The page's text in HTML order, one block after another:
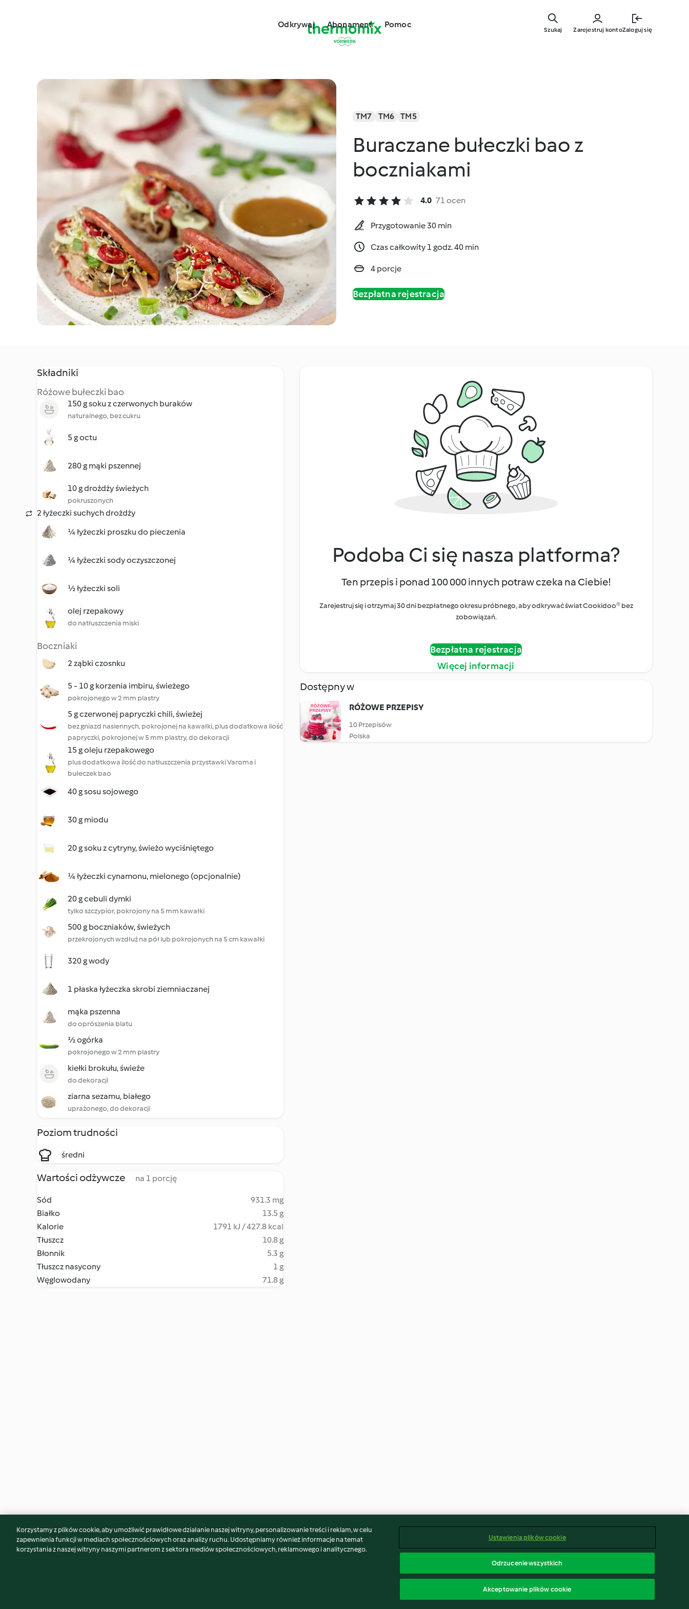
głównej
Odkrywaj Abonament Pomoc
Zarejestruj kontoZaloguj się
Szukaj
TM7 TM6 TM5
Buraczane bułeczki bao z
boczniakami
4.0 71 ocen
Przygotowanie 30 min
Czas całkowity 1 godz. 40 min
4 porcje
Bezpłatna rejestracja
Składniki
Różowe bułeczki bao
150 g soku z czerwonych buraków
naturalnego, bez cukru
5 g octu
280 g mąki pszennej
10 g drożdży świeżych
pokruszonych
2 łyżeczki suchych drożdży
¼ łyżeczki proszku do pieczenia
¼ łyżeczki sody oczyszczonej
½ łyżeczki soli
olej rzepakowy
do natłuszczenia miski
Boczniaki
2 ząbki czosnku
5 - 10 g korzenia imbiru, świeżego
pokrojonego w 2 mm plastry
5 g czerwonej papryczki chili, świeżej
bez gniazd nasiennych, pokrojonej na kawałki, plus dodatkowa ilość
papryczki, pokrojonej w 5 mm plastry, do dekoracji
15 g oleju rzepakowego
plus dodatkowa ilość do natłuszczenia przystawki Varoma i
bułeczek bao
40 g sosu sojowego
30 g miodu
20 g soku z cytryny, świeżo wyciśniętego
¼ łyżeczki cynamonu, mielonego (opcjonalnie)
20 g cebuli dymki
tylko szczypior, pokrojony na 5 mm kawałki
500 g boczniaków, świeżych
przekrojonych wzdłuż na pół lub pokrojonych na 5 cm kawałki
320 g wody
1 płaska łyżeczka skrobi ziemniaczanej
mąka pszenna
do oprószenia blatu
½ ogórka
pokrojonego w 2 mm plastry
kiełki brokułu, świeże
do dekoracji
ziarna sezamu, białego
uprażonego, do dekoracji
Poziom trudności
średni
Wartości odżywcze na 1 porcję
Sód
931.3 mg
Białko
13.5 g
Kalorie
1791 kJ / 427.8 kcal
Tłuszcz
10.8 g
Błonnik
5.3 g
Tłuszcz nasycony
1 g
Węglowodany
71.8 g
Podoba Ci się nasza platforma?
Ten przepis i ponad 100 000 innych potraw czeka na Ciebie!
Zarejestruj się i otrzymaj 30 dni bezpłatnego okresu próbnego, aby odkrywać świat Cookidoo® bez
zobowiązań.
Bezpłatna rejestracja
Więcej informacji
Dostępny w
RÓŻOWE PRZEPISY
10 Przepisów
Polska
Może spodoba Ci się również...
Korzystamy z plików cookie, aby umożliwić prawidłowe działanie naszej witryny, personalizowanie treści i reklam, w celu
zapewnienia funkcji w mediach społecznościowych oraz analizy ruchu. Udostępniamy również informacje na temat
korzystania z naszej witryny naszymi partnerom z sektora mediów społecznościowych, reklamowego i analitycznego.
Ustawienia plików cookie
Odrzucenie wszystkich
Akceptowanie plików cookie